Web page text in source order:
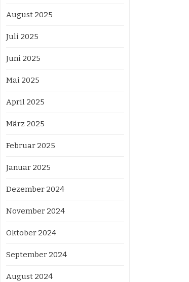
August 2025
Juli 2025
Juni 2025
Mai 2025
April 2025
März 2025
Februar 2025
Januar 2025
Dezember 2024
November 2024
Oktober 2024
September 2024
August 2024